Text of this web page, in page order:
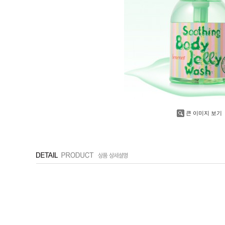
큰 이미지 보기